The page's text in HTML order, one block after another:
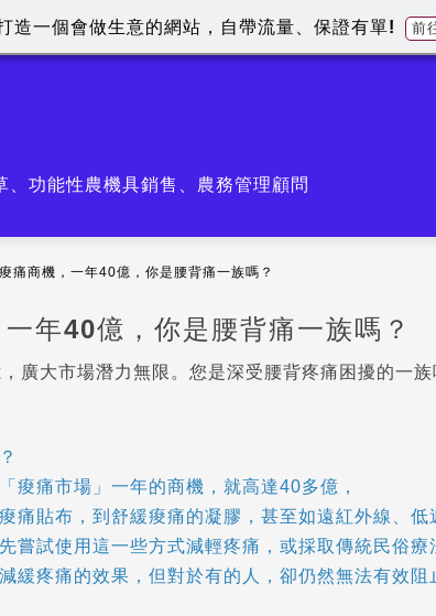
功能性農機具銷售、農務管理顧問
痠痛商機，一年40億，你是腰背痛一族嗎？
年40億，你是腰背痛一族嗎？
廣大市場潛力無限。您是深受腰背疼痛困擾的一族
痠痛市場」一年的商機，就高達40多億，
痛貼布，到舒緩痠痛的凝膠，甚至如遠紅外線、低
嘗試使用這一些方式減輕疼痛，或採取傳統民俗療
緩疼痛的效果，但對於有的人，卻仍然無法有效阻
造一個會做生意的網站，自帶流量、保證有單! 前